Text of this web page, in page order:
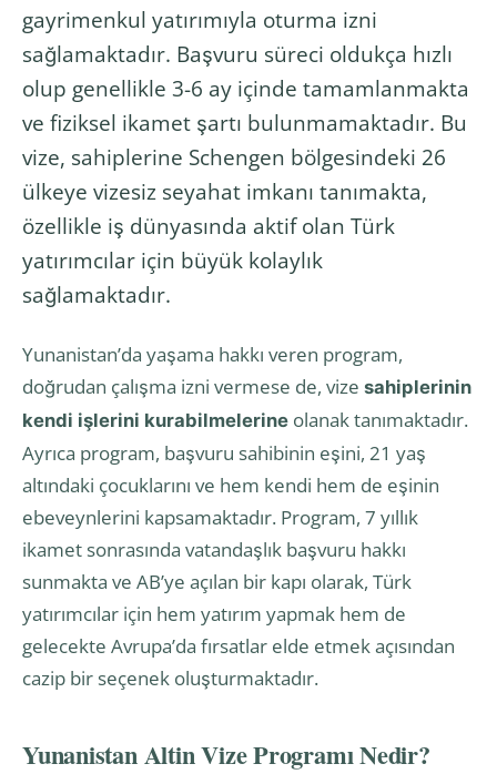
gayrimenkul yatırımıyla oturma izni
sağlamaktadır. Başvuru süreci oldukça hızlı
olup genellikle 3-6 ay içinde tamamlanmakta
ve fiziksel ikamet şartı bulunmamaktadır. Bu
vize, sahiplerine Schengen bölgesindeki 26
ülkeye vizesiz seyahat imkanı tanımakta,
özellikle iş dünyasında aktif olan Türk
yatırımcılar için büyük kolaylık
sağlamaktadır.
Yunanistan’da yaşama hakkı veren program,
doğrudan çalışma izni vermese de, vize sahiplerinin
kendi işlerini kurabilmelerine olanak tanımaktadır.
Ayrıca program, başvuru sahibinin eşini, 21 yaş
altındaki çocuklarını ve hem kendi hem de eşinin
ebeveynlerini kapsamaktadır. Program, 7 yıllık
ikamet sonrasında vatandaşlık başvuru hakkı
sunmakta ve AB’ye açılan bir kapı olarak, Türk
yatırımcılar için hem yatırım yapmak hem de
gelecekte Avrupa’da fırsatlar elde etmek açısından
cazip bir seçenek oluşturmaktadır.
Yunanistan Altin Vize Programı Nedir?